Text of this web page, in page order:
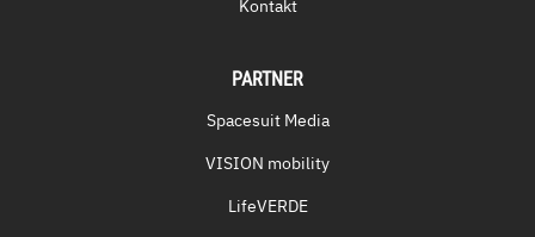
Kontakt
PARTNER
Spacesuit Media
VISION mobility
LifeVERDE